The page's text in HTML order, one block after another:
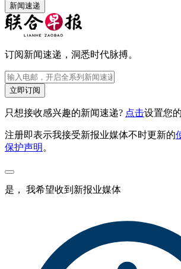
新闻速递
订阅新闻速递，洞悉时代脉搏。
立即订阅
只想接收感兴趣的新闻速递? 点击设置您
注册即表示我接受新报业媒体不时更新的
保护声明 。
是， 我希望收到新报业媒体